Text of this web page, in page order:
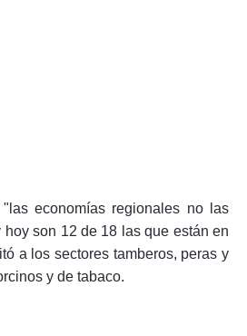
economías regionales no las
son 12 de 18 las que están en
a los sectores tamberos, peras y
y de tabaco.